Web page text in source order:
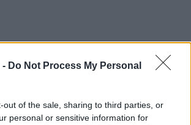
- Do Not Process My Personal
out of the sale, sharing to third parties, or
personal or sensitive information for